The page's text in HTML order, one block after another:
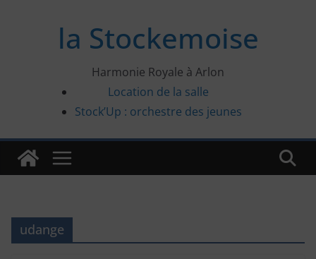
la Stockemoise
Harmonie Royale à Arlon
Location de la salle
Stock’Up : orchestre des jeunes
udange